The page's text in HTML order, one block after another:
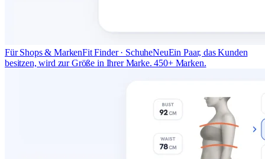
Für Shops & MarkenFit Finder · SchuheNeuEin Paar, das Kunden
besitzen, wird zur Größe in Ihrer Marke. 450+ Marken.